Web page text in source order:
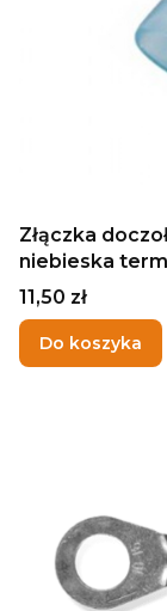
Złączka
niebieska
HAUPA
Cena
11,50 zł
Do koszyka